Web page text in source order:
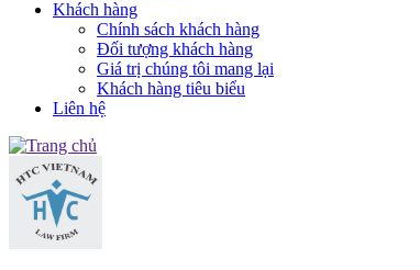
Khách hàng
Chính sách khách hàng
Đối tượng khách hàng
Giá trị chúng tôi mang lại
Khách hàng tiêu biểu
Liên hệ